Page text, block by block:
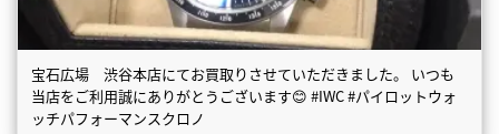
宝石広場 渋谷本店にてお買取りさせていただきました。 いつも
当店をご利用誠にありがとうございます😊 #IWC #パイロットウォ
ッチパフォーマンスクロノ